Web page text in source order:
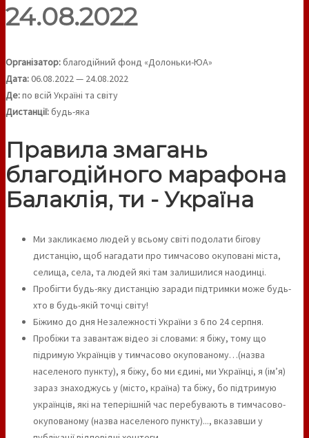
24.08.2022
Організатор:благодійний фонд «Долоньки-ЮА»
Дата:06.08.2022 — 24.08.2022
Де:по всій Україні та світу
Дистанції:будь-яка
Правила змагань
благодійного марафона
Балаклія, ти - Україна
Ми закликаємо людей у всьому світі подолати бігову
дистанцію, щоб нагадати про тимчасово окуповані міста,
селища, села, та людей які там залишилися наодинці.
Пробігти будь-яку дистанцію заради підтримки може будь-
хто в будь-якій точці світу!
Біжимо до дня Незалежності України з 6 по 24 серпня.
Пробіжи та завантаж відео зі словами: я біжу, тому що
підримую Українців у тимчасово окупованому…(назва
населеного пункту), я біжу, бо ми єдині, ми Українці, я (ім’я)
зараз знаходжусь у (місто, країна) та біжу, бо підтримую
українців, які на теперішній час перебувають в тимчасово-
окупованому (назва населеного пункту)..., вказавши у